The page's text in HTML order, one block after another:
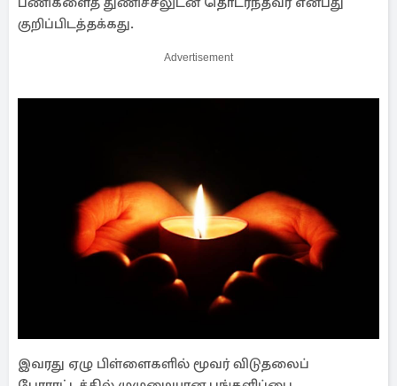
குறிப்பிடத்தக்கது.
Advertisement
இவரது ஏழு பிள்ளைகளில் மூவர் விடுதலைப்